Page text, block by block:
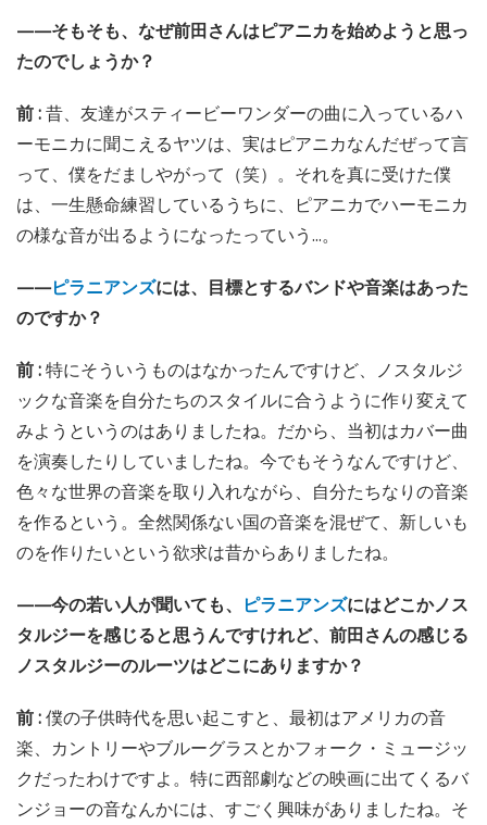
——そもそも、なぜ前田さんはピアニカを始めようと思っ
たのでしょうか？
前 :昔、友達がスティービーワンダーの曲に入っているハ
ーモニカに聞こえるヤツは、実はピアニカなんだぜって言
って、僕をだましやがって（笑）。それを真に受けた僕
は、一生懸命練習しているうちに、ピアニカでハーモニカ
の様な音が出るようになったっていう...。
——ピラニアンズには、目標とするバンドや音楽はあった
のですか？
前 :特にそういうものはなかったんですけど、ノスタルジ
ックな音楽を自分たちのスタイルに合うように作り変えて
みようというのはありましたね。だから、当初はカバー曲
を演奏したりしていましたね。今でもそうなんですけど、
色々な世界の音楽を取り入れながら、自分たちなりの音楽
を作るという。全然関係ない国の音楽を混ぜて、新しいも
のを作りたいという欲求は昔からありましたね。
——今の若い人が聞いても、 ピラニアンズにはどこかノス
タルジーを感じると思うんですけれど、前田さんの感じる
ノスタルジーのルーツはどこにありますか？
前 :僕の子供時代を思い起こすと、最初はアメリカの音
楽、カントリーやブルーグラスとかフォーク・ミュージッ
クだったわけですよ。特に西部劇などの映画に出てくるバ
ンジョーの音なんかには、すごく興味がありましたね。そ